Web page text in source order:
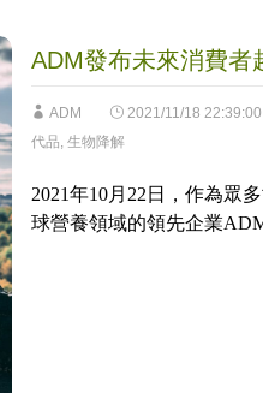
ADM發布未來消費者
ADM 2021/11/18 22:39:00
代品, 生物降解
2021年10月22日，作為眾
球營養領域的領先企業